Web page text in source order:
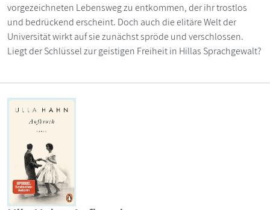
vorgezeichneten Lebensweg zu entkommen, der ihr trostlos
und bedrückend erscheint. Doch auch die elitäre Welt der
Universität wirkt auf sie zunächst spröde und verschlossen.
Liegt der Schlüssel zur geistigen Freiheit in Hillas Sprachgewalt?